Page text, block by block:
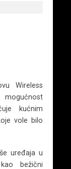
Wireless
kućnim
vole bilo
uređaja u
bežični